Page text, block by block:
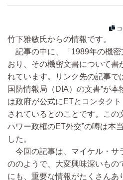
竹下雅敏氏からの情報です。
記事の中に、「1989年の機密
おり、その機密文書について書
れています。リンク先の記事で
国防情報局（DIA）の文書”が本
は政府が公式にETとコンタク
されているとのことです。この
ハワー政権のET外交”の噂は本
した。
今回の記事は、マイケル・サ
ののようで、大変興味深いもの
にも、重要な情報がたくさんあ